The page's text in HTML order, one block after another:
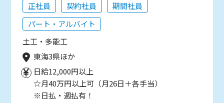
正社員 契約社員
期間社員
パート・アルバイト
土工・多能工
東海3県ほか
日給12,000円以上
☆月40万円以上可（月26日＋各手当）
※日払・週払有！